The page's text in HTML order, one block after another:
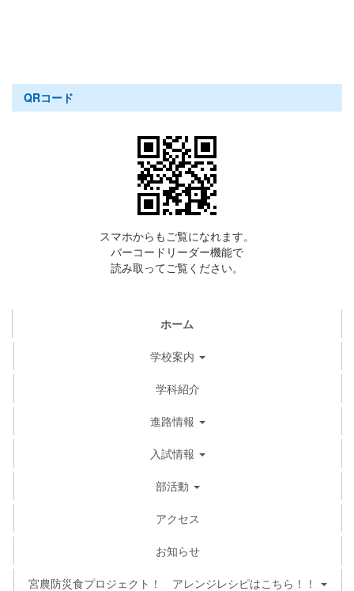
QRコード
スマホからもご覧になれます。
バーコードリーダー機能で
読み取ってご覧ください。
ホーム
学校案内
学科紹介
進路情報
入試情報
部活動
アクセス
お知らせ
宮農防災食プロジェクト！ アレンジレシピはこちら！！